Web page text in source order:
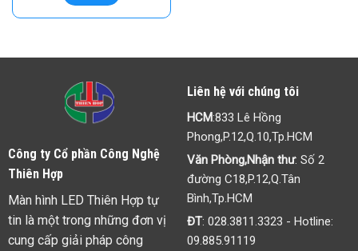
Công ty Cổ phần Công Nghệ
Thiên Hợp
Màn hình LED Thiên Hợp tự
tin là một trong những đơn vị
cung cấp giải pháp công
Liên hệ với chúng tôi
HCM:833 Lê Hồng
Phong,P.12,Q.10,Tp.HCM
Văn Phòng,Nhận thư: Số 2
đường C18,P.12,Q.Tân
Bình,Tp.HCM
ĐT: 028.3811.3323 - Hotline:
09.885.91119